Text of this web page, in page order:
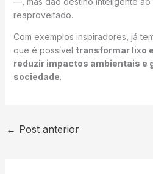
reaproveitado.
Com exemplos inspiradores, já
que é possível transformar lixo
reduzir impactos ambientais e
sociedade.
← Post anterior